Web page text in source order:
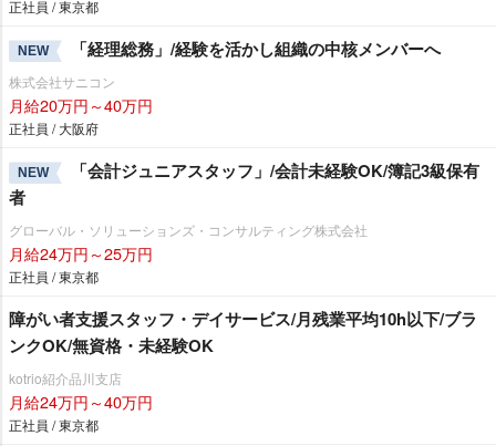
正社員 / 東京都
NEW 「経理総務」/経験を活かし組織の中核メンバーへ
株式会社サニコン
月給20万円～40万円
正社員 / 大阪府
NEW
「会計ジュニアスタッフ」/会計未経験OK/簿記3級保有
者
グローバル・ソリューションズ・コンサルティング株式会社
月給24万円～25万円
正社員 / 東京都
障がい者支援スタッフ・デイサービス/月残業平均10h以下/ブラ
ンクOK/無資格・未経験OK
kotrio紹介品川支店
月給24万円～40万円
正社員 / 東京都